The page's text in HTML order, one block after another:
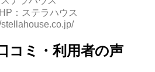
：ステラハウス
stellahouse.co.jp/
コミ・利用者の声